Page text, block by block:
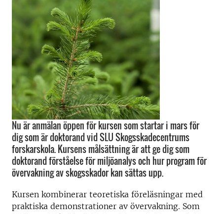
Nu är anmälan öppen för kursen som startar i mars för
dig som är doktorand vid SLU Skogsskadecentrums
forskarskola. Kursens målsättning är att ge dig som
doktorand förståelse för miljöanalys och hur program för
övervakning av skogsskador kan sättas upp.
Kursen kombinerar teoretiska föreläsningar med
praktiska demonstrationer av övervakning. Som